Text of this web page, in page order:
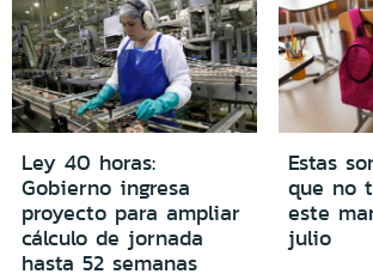
Ley 40 horas:
Gobierno ingresa
proyecto para ampliar
cálculo de jornada
hasta 52 semanas
Estas
que no
este
julio